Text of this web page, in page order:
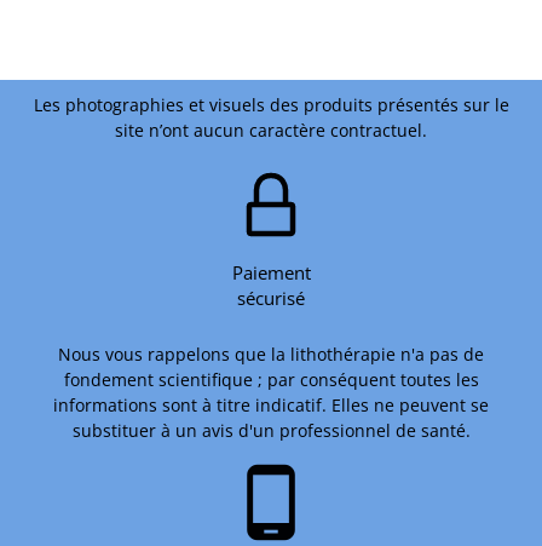
Les photographies et visuels des produits présentés sur le
site n’ont aucun caractère contractuel.
Paiement
sécurisé
Nous vous rappelons que la lithothérapie n'a pas de
fondement scientifique ; par conséquent toutes les
informations sont à titre indicatif. Elles ne peuvent se
substituer à un avis d'un professionnel de santé.
phone_android